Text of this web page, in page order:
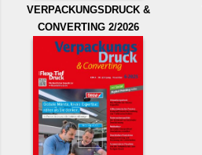
VERPACKUNGSDRUCK &
CONVERTING 2/2026